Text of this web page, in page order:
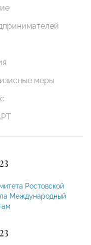
меры
Ростовской
Международный